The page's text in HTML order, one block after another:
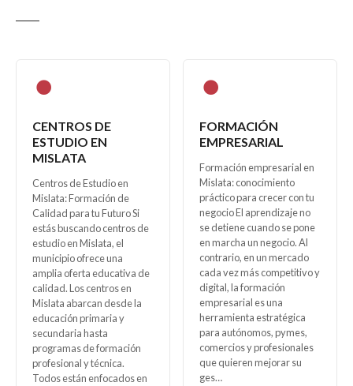
CENTROS DE
ESTUDIO EN
MISLATA
Centros de Estudio en
Mislata: Formación de
Calidad para tu Futuro Si
estás buscando centros de
estudio en Mislata, el
municipio ofrece una
amplia oferta educativa de
calidad. Los centros en
Mislata abarcan desde la
educación primaria y
secundaria hasta
programas de formación
profesional y técnica.
Todos están enfocados en
FORMACIÓN
EMPRESARIAL
Formación empresarial en
Mislata: conocimiento
práctico para crecer con tu
negocio El aprendizaje no
se detiene cuando se pone
en marcha un negocio. Al
contrario, en un mercado
cada vez más competitivo y
digital, la formación
empresarial es una
herramienta estratégica
para autónomos, pymes,
comercios y profesionales
que quieren mejorar su
ges…